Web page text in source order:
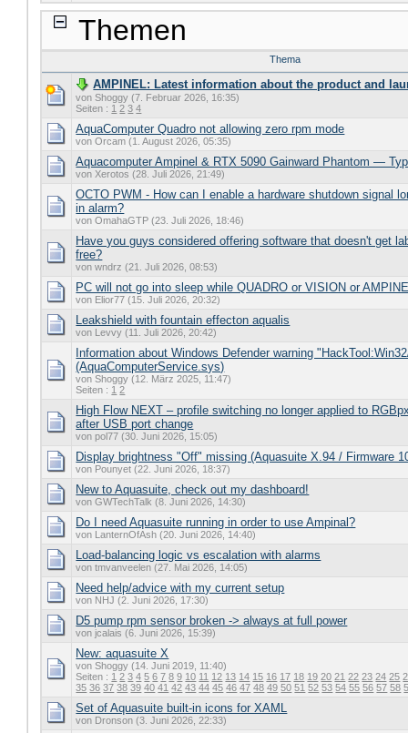
Themen
Thema
AMPINEL: Latest information about the product and
von Shoggy (7. Februar 2026, 16:35)
Seiten : 1 2 3 4
AquaComputer Quadro not allowing zero rpm mode
von Orcam (1. August 2026, 05:35)
Aquacomputer Ampinel & RTX 5090 Gainward Phantom —
von Xerotos (28. Juli 2026, 21:49)
OCTO PWM - How can I enable a hardware shutdown signal
in alarm?
von OmahaGTP (23. Juli 2026, 18:46)
Have you guys considered offering software that doesn't get
free?
von wndrz (21. Juli 2026, 08:53)
PC will not go into sleep while QUADRO or VISION or
von Elior77 (15. Juli 2026, 20:32)
Leakshield with fountain effecton aqualis
von Levvy (11. Juli 2026, 20:42)
Information about Windows Defender warning
(AquaComputerService.sys)
von Shoggy (12. März 2025, 11:47)
Seiten : 1 2
High Flow NEXT – profile switching no longer applied to
after USB port change
von pol77 (30. Juni 2026, 15:05)
Display brightness "Off" missing (Aquasuite X.94 / Firmware
von Pounyet (22. Juni 2026, 18:37)
New to Aquasuite, check out my dashboard!
von GWTechTalk (8. Juni 2026, 14:30)
Do I need Aquasuite running in order to use Ampinal?
von LanternOfAsh (20. Juni 2026, 14:40)
Load-balancing logic vs escalation with alarms
von tmvanveelen (27. Mai 2026, 14:05)
Need help/advice with my current setup
von NHJ (2. Juni 2026, 17:30)
D5 pump rpm sensor broken -> always at full power
von jcalais (6. Juni 2026, 15:39)
New: aquasuite X
von Shoggy (14. Juni 2019, 11:40)
Seiten : 1 2 3 4 5 6 7 8 9 10 11 12 13 14 15 16 17 18 19 20 21 22 23 24 25
35 36 37 38 39 40 41 42 43 44 45 46 47 48 49 50 51 52 53 54 55 56 57 58
Set of Aquasuite built-in icons for XAML
von Dronson (3. Juni 2026, 22:33)